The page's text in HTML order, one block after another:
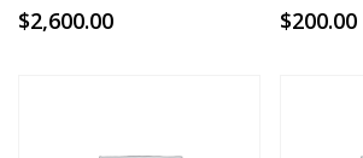
$2,600.00 $200.00